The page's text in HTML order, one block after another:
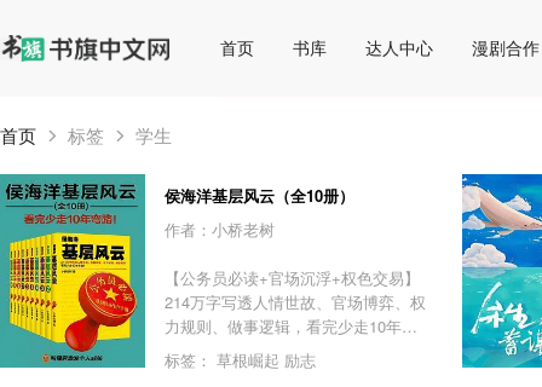
首页 书库 达人中心 漫剧合作
首页 标签 学生
侯海洋基层风云（全10册）
作者：小桥老树
【公务员必读+官场沉浮+权色交易】
214万字写透人情世故、官场博弈、权
力规则、做事逻辑，看完少走10年弯
路！一个农村娃的县长之路，《侯卫
东官场笔记》作者桥局力作！1993
标签： 草根崛起 励志